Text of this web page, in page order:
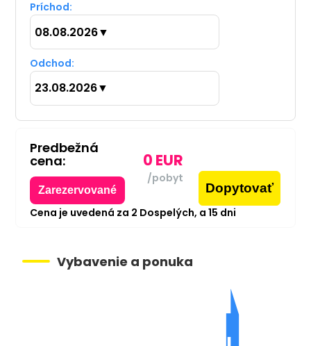
Príchod:
08.08.2026▼
Odchod:
23.08.2026▼
Predbežná
cena:
Zarezervované
0 EUR
/pobyt
Dopytovať
Cena je uvedená za 2 Dospelých, a 15 dni
Vybavenie a ponuka